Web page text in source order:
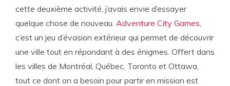
cette deuxième activité, j’avais envie d’essayer
quelque chose de nouveau. Adventure City Games
c’est un jeu d’évasion extérieur qui permet de découvrir
une ville tout en répondant à des énigmes. Offert dans
les villes de Montréal, Québec, Toronto et Ottawa,
tout ce dont on a besoin pour partir en mission est